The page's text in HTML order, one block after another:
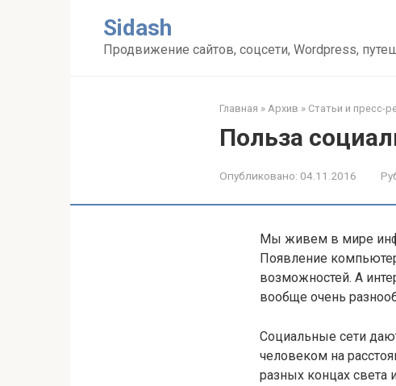
Sidash
Продвижение сайтов, соцсети, Wordpress,
Главная » Архив » Статьи и пресс-
Польза
Опубликовано: 04.11.2016
Мы живем в мире
Появление
возможностей. А
вообще очень
Социальные сети
человеком на
разных концах света